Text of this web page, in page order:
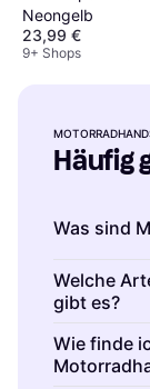
Neongelb
23,99 €
9+ Shops
Häufig
Was sind
und
Wind und
oder Textil
Welche
gibt es?
Es gibt
Wie finde